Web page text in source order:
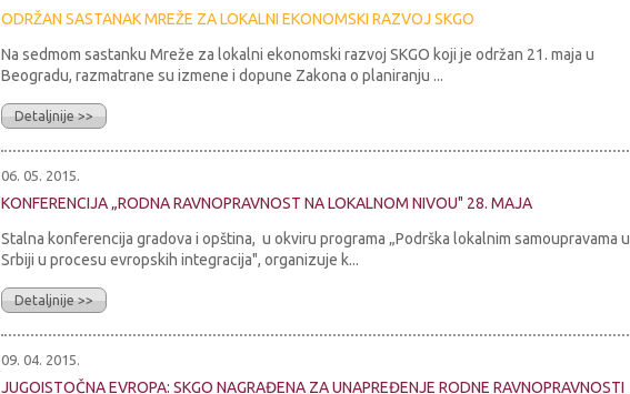
ODRŽAN SASTANAK MREŽE ZA LOKALNI EKONOMSKI RAZVOJ SKGO
Na sedmom sastanku Mreže za lokalni ekonomski razvoj SKGO koji je održan 21. maja u
Beogradu, razmatrane su izmene i dopune Zakona o planiranju ...
Detaljnije >>
06. 05. 2015.
KONFERENCIJA „RODNA RAVNOPRAVNOST NA LOKALNOM NIVOU" 28. MAJA
Stalna konferencija gradova i opština, u okviru programa „Podrška lokalnim samoupravama u
Srbiji u procesu evropskih integracija", organizuje k...
Detaljnije >>
09. 04. 2015.
JUGOISTOČNA EVROPA: SKGO NAGRAĐENA ZA UNAPREĐENJE RODNE RAVNOPRAVNOSTI